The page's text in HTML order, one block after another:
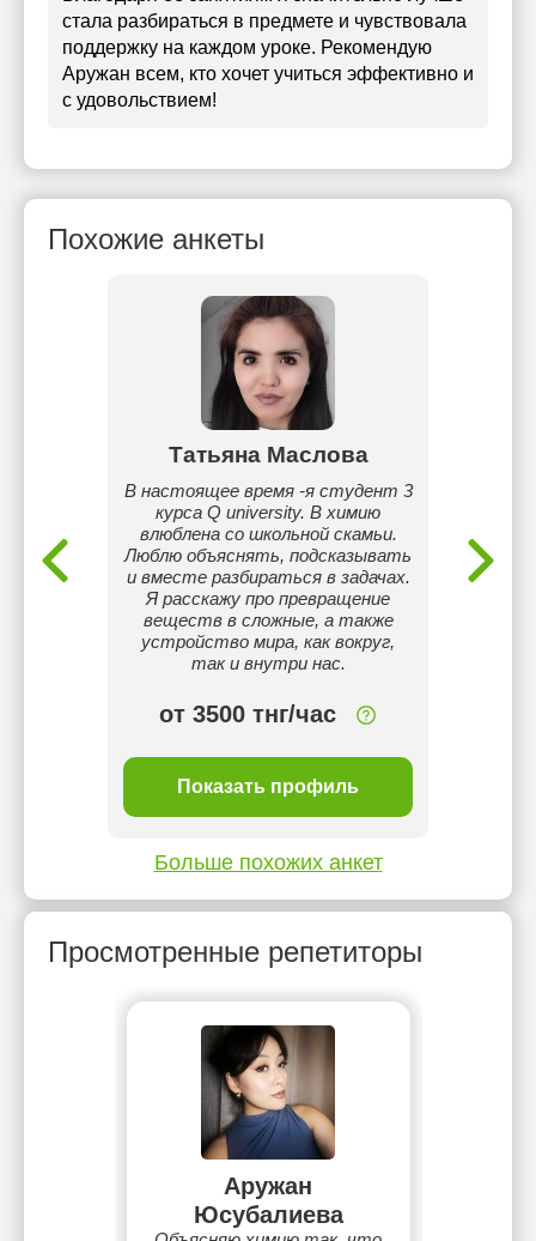
стала разбираться в предмете и чувствовала
поддержку на каждом уроке. Рекомендую
Аружан всем, кто хочет учиться эффективно и
с удовольствием!
Похожие анкеты
Татьяна Маслова
В настоящее время -я студент 3
курса Q university. В химию
влюблена со школьной скамьи.
Люблю объяснять, подсказывать
и вместе разбираться в задачах.
Я расскажу про превращение
веществ в сложные, а также
устройство мира, как вокруг,
так и внутри нас.
от 3500 тнг/час
Показать профиль
Больше похожих анкет
Просмотренные репетиторы
Аружан
Юсубалиева